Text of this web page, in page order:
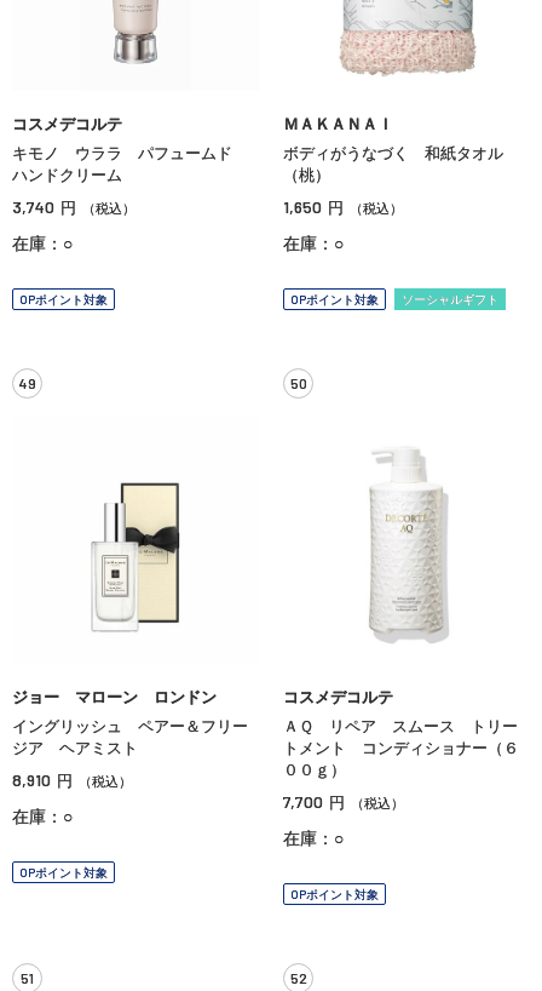
コスメデコルテ
キモノ ウララ パフュームド
ハンドクリーム
3,740 円 （税込）
在庫：○
OPポイント対象
ＭＡＫＡＮＡＩ
ボディがうなづく 和紙タオル
（桃）
1,650 円 （税込）
在庫：○
OPポイント対象 ソーシャルギフト
49
ジョー マローン ロンドン
イングリッシュ ペアー＆フリー
ジア ヘアミスト
8,910 円 （税込）
在庫：○
OPポイント対象
50
コスメデコルテ
ＡＱ リペア スムース トリー
トメント コンディショナー（６
００ｇ）
7,700 円 （税込）
在庫：○
OPポイント対象
51 52